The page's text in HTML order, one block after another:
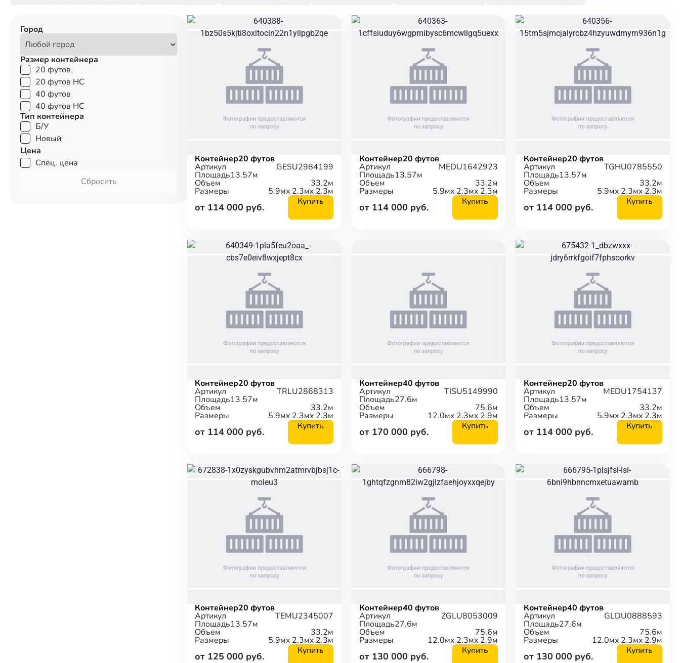
Город
Размер контейнера
20 футов
20 футов HC
40 футов
40 футов HC
Тип контейнера
Б/У
Новый
Цена
Спец. цена
Сбросить
Контейнер20 футов
Артикул GESU2984199
Площадь13.57м
Объем 33.2м
Размеры 5.9мx 2.3мx 2.3м
от 114 000 руб. Купить
Контейнер20 футов
Артикул MEDU1642923
Площадь13.57м
Объем 33.2м
Размеры 5.9мx 2.3мx 2.3м
от 114 000 руб. Купить
Контейнер20 футов
Артикул TGHU0785550
Площадь13.57м
Объем 33.2м
Размеры 5.9мx 2.3мx 2.3м
от 114 000 руб. Купить
Контейнер20 футов
Артикул TRLU2868313
Площадь13.57м
Объем 33.2м
Размеры 5.9мx 2.3мx 2.3м
от 114 000 руб. Купить
Контейнер40 футов
Артикул TISU5149990
Площадь27.6м
Объем 75.6м
Размеры 12.0мx 2.3мx 2.9м
от 170 000 руб. Купить
Контейнер20 футов
Артикул MEDU1754137
Площадь13.57м
Объем 33.2м
Размеры 5.9мx 2.3мx 2.3м
от 114 000 руб. Купить
Контейнер20 футов
Артикул TEMU2345007
Площадь13.57м
Объем 33.2м
Размеры 5.9мx 2.3мx 2.3м
от 125 000 руб. Купить
Контейнер40 футов
Артикул ZGLU8053009
Площадь27.6м
Объем 75.6м
Размеры 12.0мx 2.3мx 2.9м
от 130 000 руб. Купить
Контейнер40 футов
Артикул GLDU0888593
Площадь27.6м
Объем 75.6м
Размеры 12.0мx 2.3мx 2.9м
от 130 000 руб. Купить